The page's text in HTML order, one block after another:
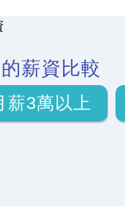
的薪資比較
薪3萬以上